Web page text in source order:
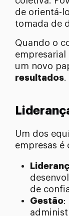
de orientá-
tomada de
Quando o
empresarial
um novo
resultados.
Um dos
empresas
de
Gestão: